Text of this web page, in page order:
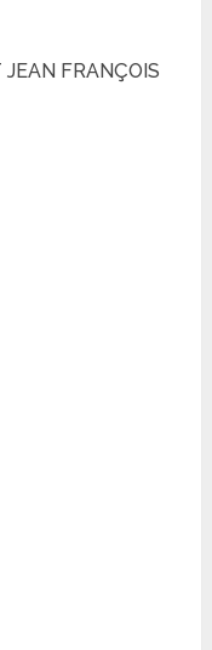
FRANÇOIS